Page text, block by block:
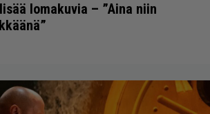
lomakuvia – ”Aina niin